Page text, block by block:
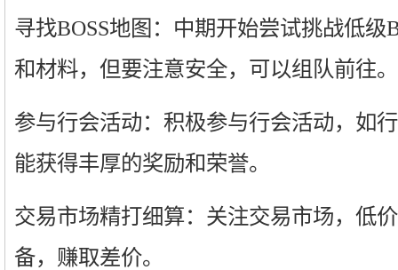
寻找BOSS地图：中期开始尝试挑战低级
和材料，但要注意安全，可以组队前往。
参与行会活动：积极参与行会活动，如
能获得丰厚的奖励和荣誉。
交易市场精打细算：关注交易市场，低
备，赚取差价。